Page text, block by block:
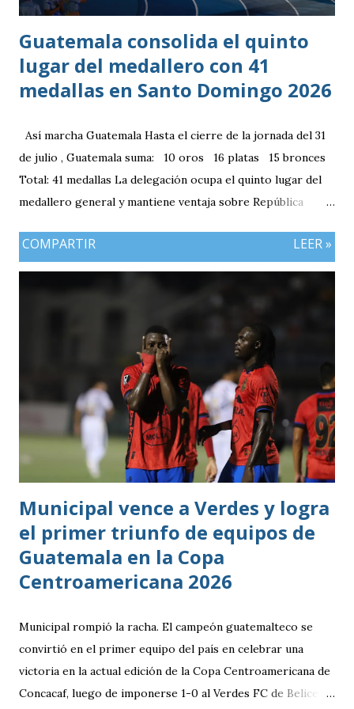
Guatemala consolida el quinto
lugar del medallero con 41
medallas en Santo Domingo 2026
Así marcha Guatemala Hasta el cierre de la jornada del 31
de julio , Guatemala suma: 10 oros 16 platas 15 bronces
Total: 41 medallas La delegación ocupa el quinto lugar del
medallero general y mantiene ventaja sobre República
plata, aunque ambos países registran el mismo número de
oros (10).
COMPARTIR LEER »
Municipal vence a Verdes y logra
el primer triunfo de equipos de
Guatemala en la Copa
Centroamericana 2026
Municipal rompió la racha. El campeón guatemalteco se
convirtió en el primer equipo del país en celebrar una
victoria en la actual edición de la Copa Centroamericana de
Concacaf, luego de imponerse 1-0 al Verdes FC de Belice en